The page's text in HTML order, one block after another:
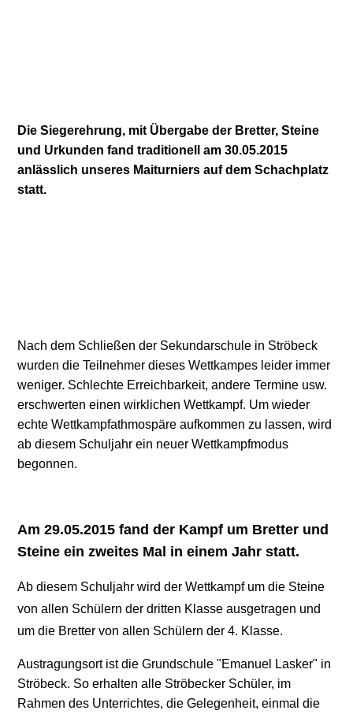
Die Siegerehrung, mit Übergabe der Bretter, Steine
und Urkunden fand traditionell am 30.05.2015
anlässlich unseres Maiturniers auf dem Schachplatz
statt.
Nach dem Schließen der Sekundarschule in Ströbeck
wurden die Teilnehmer dieses Wettkampes leider immer
weniger. Schlechte Erreichbarkeit, andere Termine usw.
erschwerten einen wirklichen Wettkampf. Um wieder
echte Wettkampfathmospäre aufkommen zu lassen, wird
ab diesem Schuljahr ein neuer Wettkampfmodus
begonnen.
Am 29.05.2015 fand der Kampf um Bretter und
Steine ein zweites Mal in einem Jahr statt.
Ab diesem Schuljahr wird der Wettkampf um die Steine
von allen Schülern der dritten Klasse ausgetragen und
um die Bretter von allen Schülern der 4. Klasse.
Austragungsort ist die Grundschule "Emanuel Lasker" in
Ströbeck. So erhalten alle Ströbecker Schüler, im
Rahmen des Unterrichtes, die Gelegenheit, einmal die